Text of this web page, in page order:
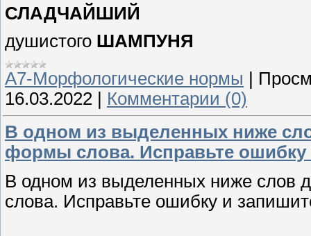
СЛАДЧАЙШИЙ
душистого ШАМПУНЯ
А7-Морфологические нормы |
16.03.2022 | Комментарии (0)
В одном из выделенных ниже
формы слова. Исправьте
В одном из выделенных ниже слов
слова. Исправьте ошибку и